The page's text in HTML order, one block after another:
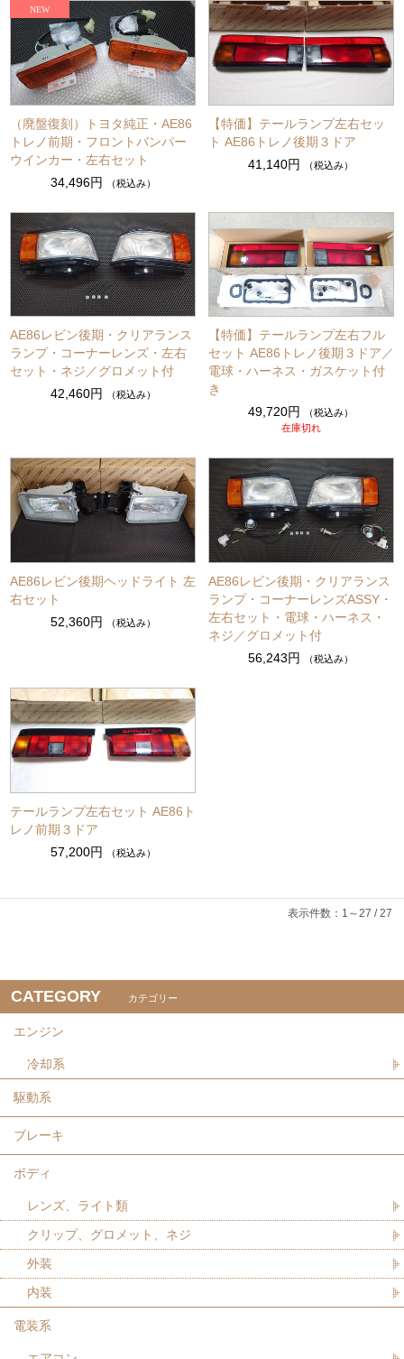
（廃盤復刻）トヨタ純正・AE86
トレノ前期・フロントバンパー
ウインカー・左右セット
34,496円
（税込み）
【特価】テールランプ左右セッ
ト AE86トレノ後期３ドア
41,140円
（税込み）
AE86レビン後期・クリアランス
ランプ・コーナーレンズ・左右
セット・ネジ／グロメット付
42,460円
（税込み）
【特価】テールランプ左右フル
セット AE86トレノ後期３ドア／
電球・ハーネス・ガスケット付
き
49,720円
（税込み）
在庫切れ
AE86レビン後期ヘッドライト 左
右セット
52,360円
（税込み）
AE86レビン後期・クリアランス
ランプ・コーナーレンズASSY・
左右セット・電球・ハーネス・
ネジ／グロメット付
56,243円
（税込み）
テールランプ左右セット AE86ト
レノ前期３ドア
57,200円
（税込み）
表示件数：1～27 / 27
CATEGORY カテゴリー
エンジン
冷却系
駆動系
ブレーキ
ボディ
レンズ、ライト類
クリップ、グロメット、ネジ
外装
内装
電装系